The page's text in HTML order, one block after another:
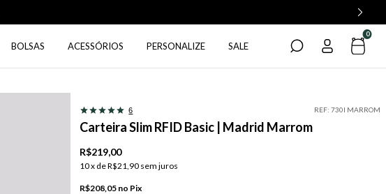
BOLSAS ACESSÓRIOS PERSONALIZE SALE
0
6 REF: 730I MARROM
Carteira Slim RFID Basic | Madrid Marrom
R$219,00
10x deR$21,90 sem juros
R$208,05 Pix